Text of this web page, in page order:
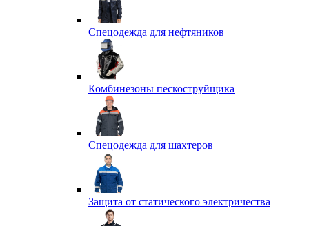
Спецодежда для нефтяников
Комбинезоны пескоструйщика
Спецодежда для шахтеров
Защита от статического электричества